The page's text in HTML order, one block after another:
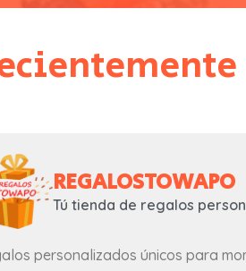
REGALOSTOWAPO
Tú tienda de regalos
personalizados únicos para